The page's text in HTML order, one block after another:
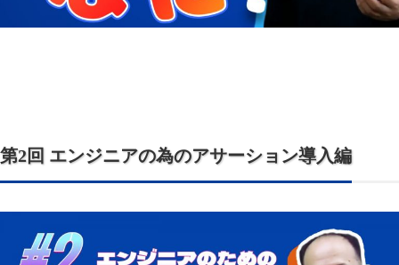
第2回 エンジニアの為のアサーション導入編